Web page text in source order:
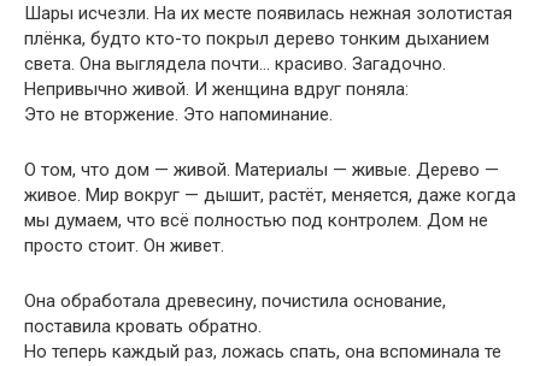
Шары исчезли. На их месте появилась нежная золотистая
плёнка, будто кто-то покрыл дерево тонким дыханием
света. Она выглядела почти… красиво. Загадочно.
Непривычно живой. И женщина вдруг поняла:
Это не вторжение. Это напоминание.
О том, что дом — живой. Материалы — живые. Дерево —
живое. Мир вокруг — дышит, растёт, меняется, даже когда
мы думаем, что всё полностью под контролем. Дом не
просто стоит. Он живет.
Она обработала древесину, почистила основание,
поставила кровать обратно.
Но теперь каждый раз, ложась спать, она вспоминала те